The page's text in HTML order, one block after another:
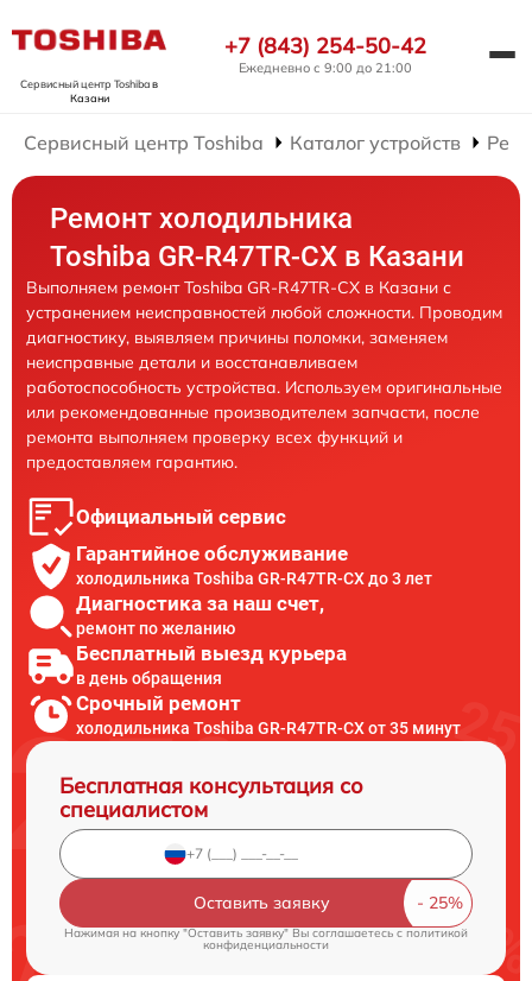
Сервисный центр Toshibaв
Казани
+7 (843) 254-50-42
Ежедневно с 9:00 до 21:00
Сервисный центр Toshiba Каталог устройств
Ремонт холодильника
Toshiba GR-R47TR-CX в Казани
Выполняем ремонт Toshiba GR-R47TR-CX в Казани с
устранением неисправностей любой сложности. Проводим
диагностику, выявляем причины поломки, заменяем
неисправные детали и восстанавливаем
работоспособность устройства. Используем оригинальные
или рекомендованные производителем запчасти, после
ремонта выполняем проверку всех функций и
предоставляем гарантию.
Официальный сервис
Гарантийное обслуживание
холодильника Toshiba GR-R47TR-CX до 3 лет
Диагностика за наш счет,
ремонт по желанию
Бесплатный выезд курьера
в день обращения
Срочный ремонт
холодильника Toshiba GR-R47TR-CX от 35 минут
Бесплатная консультация со
специалистом
Оставить заявку
Нажимая на кнопку "Оставить заявку" Вы соглашаетесь cполитикой
конфиденциальности